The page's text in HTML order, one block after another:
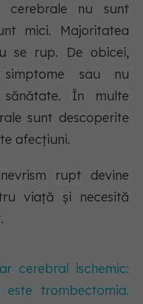
cerebrale nu sunt
mici. Majoritatea
se rup. De obicei,
sau nu
În multe
sunt descoperite
afecțiuni.
rupt devine
viață și necesită
cerebral ischemic:
trombectomia.